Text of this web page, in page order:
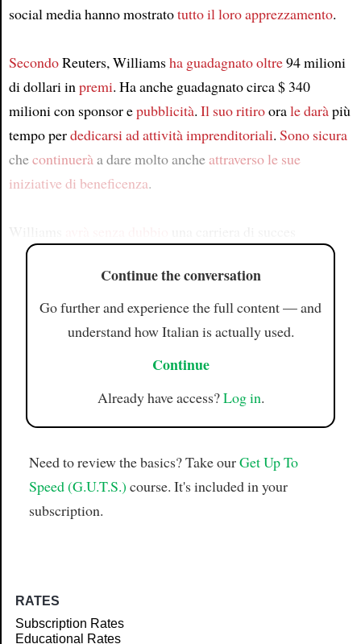
social media hanno mostratotutto il loro apprezzamento.
SecondoReuters, Williamsha guadagnatooltre94 milioni
di dollari inpremi. Ha anche guadagnato circa $ 340
milioni con sponsor epubblicità. Il suo ritiroorale daràpiù
tempo perdedicarsi ad attività imprenditoriali. Sono sicura
checontinueràa dare molto ancheattraverso le sue
iniziative di beneficenza.
Continue the conversation
Go further and experience the full content — and
understand how Italian is actually used.
Continue
Already have access?Log in.
Need to review the basics? Take ourGet Up To
Speed (G.U.T.S.) course. It's included in your
subscription.
RATES
Subscription Rates
Educational Rates